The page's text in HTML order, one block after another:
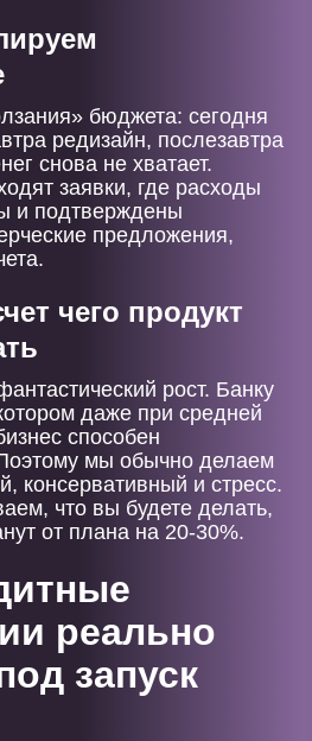
бюджета: сегодня
редизайн, послезавтра
снова не хватает.
заявки, где расходы
и подтверждены
предложения,
чего продукт
рост. Банку
даже при средней
способен
мы обычно делаем
консервативный и стресс.
что вы будете делать,
от плана на 20-30%.
реально
запуск